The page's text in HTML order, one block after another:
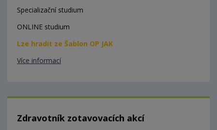
Specializační studium
ONLINE studium
Lze hradit ze Šablon OP JAK
Více informací
Zdravotník zotavovacích akcí